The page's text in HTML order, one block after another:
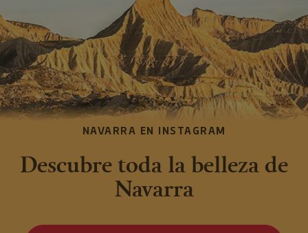
NAVARRA EN INSTAGRAM
Descubre toda la belleza de
Navarra